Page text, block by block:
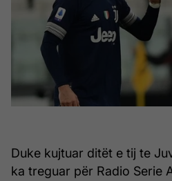
Duke kujtuar ditët e tij te
ka treguar për Radio Serie